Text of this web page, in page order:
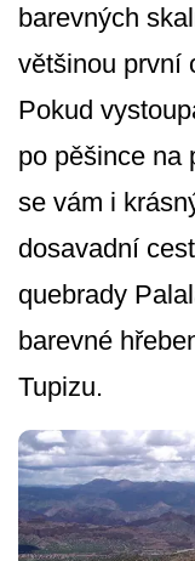
barevných
většinou první
Pokud
po pěšince na
se vám i
dosavadní
quebrady
barevné
Tupizu.